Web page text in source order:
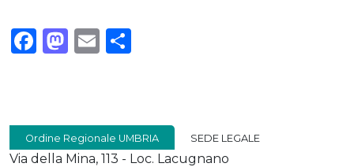
Facebook
Mastodon
Email
Ordine Regionale UMBRIA SEDE LEGALE
Via della Mina, 113 - Loc. Lacugnano